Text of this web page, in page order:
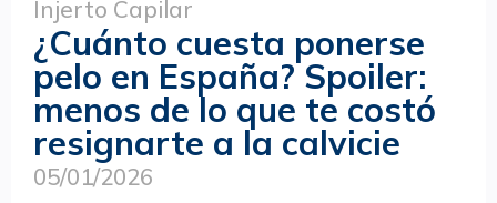
Injerto Capilar
¿Cuánto cuesta ponerse
pelo en España? Spoiler:
menos de lo que te costó
resignarte a la calvicie
05/01/2026